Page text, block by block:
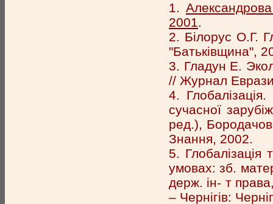
1.
2001.
2. Білорус О.Г.
"Батьківщина",
3. Гладун Е.
// Журнал
4. Глобалізація.
сучасної
ред.),
Знання, 2002.
5. Глобалізація
умовах: зб.
держ. ін- т
– Чернігів: